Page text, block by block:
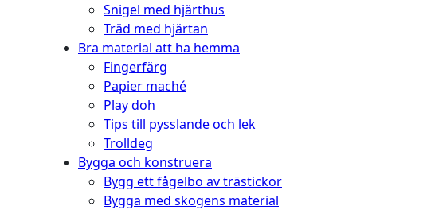
Snigel med hjärthus
Träd med hjärtan
Bra material att ha hemma
Fingerfärg
Papier maché
Play doh
Tips till pysslande och lek
Trolldeg
Bygga och konstruera
Bygg ett fågelbo av trästickor
Bygga med skogens material